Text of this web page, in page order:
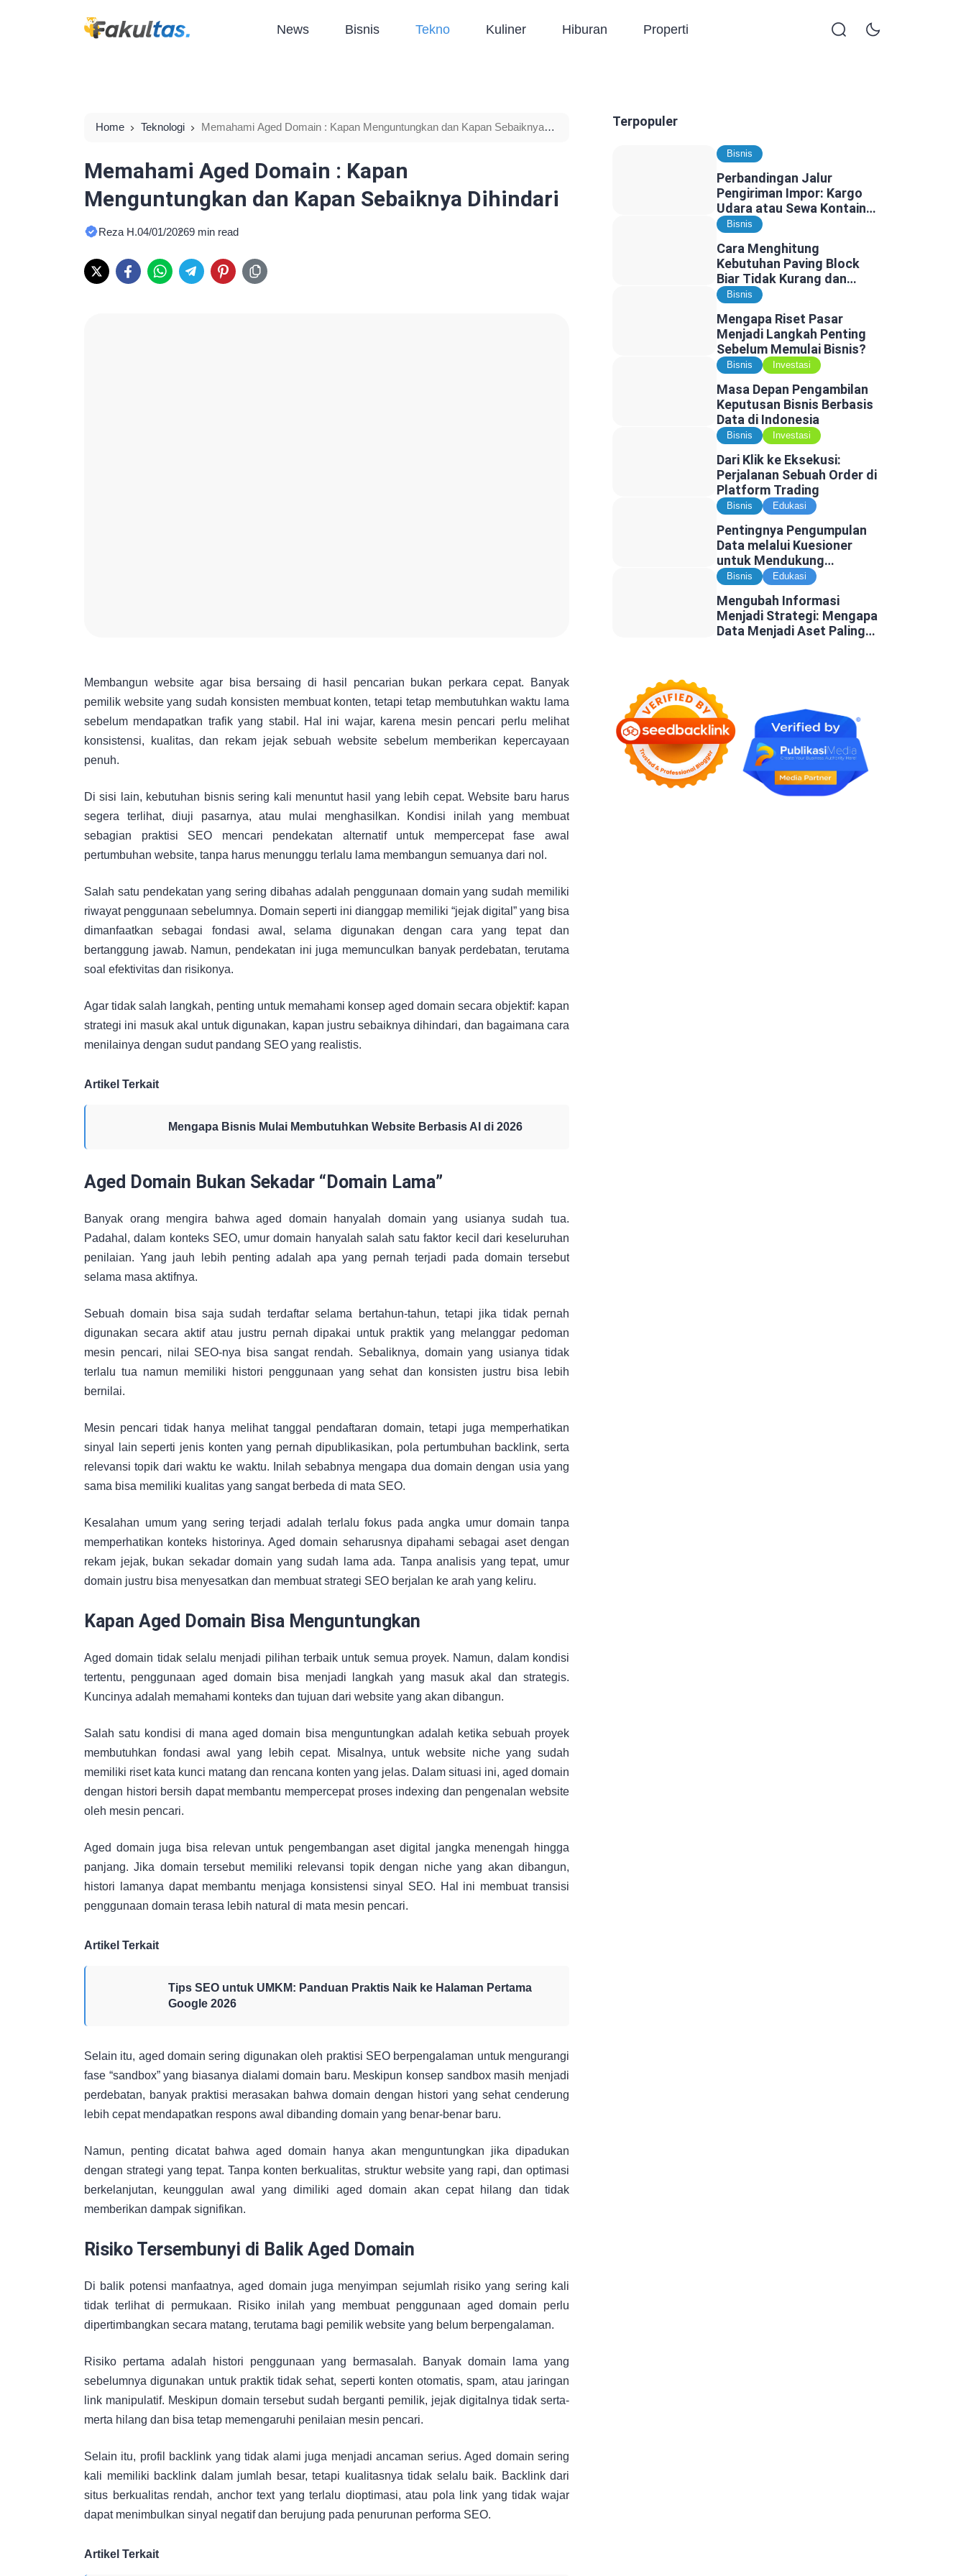
News Bisnis Tekno Kuliner Hiburan Properti
Home Teknologi
Memahami Aged Domain : Kapan Menguntungkan dan Kapan Sebaiknya
Memahami Aged Domain : Kapan
Menguntungkan dan Kapan Sebaiknya Dihindari
Reza H.04/01/20269 min read
Membangun website agar bisa bersaing di hasil pencarian bukan perkara cepat. Banyak
pemilik website yang sudah konsisten membuat konten, tetapi tetap membutuhkan waktu lama
sebelum mendapatkan trafik yang stabil. Hal ini wajar, karena mesin pencari perlu melihat
konsistensi, kualitas, dan rekam jejak sebuah website sebelum memberikan kepercayaan
penuh.
Di sisi lain, kebutuhan bisnis sering kali menuntut hasil yang lebih cepat. Website baru harus
segera terlihat, diuji pasarnya, atau mulai menghasilkan. Kondisi inilah yang membuat
sebagian praktisi SEO mencari pendekatan alternatif untuk mempercepat fase awal
pertumbuhan website, tanpa harus menunggu terlalu lama membangun semuanya dari nol.
Salah satu pendekatan yang sering dibahas adalah penggunaan domain yang sudah memiliki
riwayat penggunaan sebelumnya. Domain seperti ini dianggap memiliki “jejak digital” yang bisa
dimanfaatkan sebagai fondasi awal, selama digunakan dengan cara yang tepat dan
bertanggung jawab. Namun, pendekatan ini juga memunculkan banyak perdebatan, terutama
soal efektivitas dan risikonya.
Agar tidak salah langkah, penting untuk memahami konsep aged domain secara objektif: kapan
strategi ini masuk akal untuk digunakan, kapan justru sebaiknya dihindari, dan bagaimana cara
menilainya dengan sudut pandang SEO yang realistis.
Artikel Terkait
Mengapa Bisnis Mulai Membutuhkan Website Berbasis AI di 2026
Aged Domain Bukan Sekadar “Domain Lama”
Banyak orang mengira bahwa aged domain hanyalah domain yang usianya sudah tua.
Padahal, dalam konteks SEO, umur domain hanyalah salah satu faktor kecil dari keseluruhan
penilaian. Yang jauh lebih penting adalah apa yang pernah terjadi pada domain tersebut
selama masa aktifnya.
Sebuah domain bisa saja sudah terdaftar selama bertahun-tahun, tetapi jika tidak pernah
digunakan secara aktif atau justru pernah dipakai untuk praktik yang melanggar pedoman
mesin pencari, nilai SEO-nya bisa sangat rendah. Sebaliknya, domain yang usianya tidak
terlalu tua namun memiliki histori penggunaan yang sehat dan konsisten justru bisa lebih
bernilai.
Mesin pencari tidak hanya melihat tanggal pendaftaran domain, tetapi juga memperhatikan
sinyal lain seperti jenis konten yang pernah dipublikasikan, pola pertumbuhan backlink, serta
relevansi topik dari waktu ke waktu. Inilah sebabnya mengapa dua domain dengan usia yang
sama bisa memiliki kualitas yang sangat berbeda di mata SEO.
Kesalahan umum yang sering terjadi adalah terlalu fokus pada angka umur domain tanpa
memperhatikan konteks historinya. Aged domain seharusnya dipahami sebagai aset dengan
rekam jejak, bukan sekadar domain yang sudah lama ada. Tanpa analisis yang tepat, umur
domain justru bisa menyesatkan dan membuat strategi SEO berjalan ke arah yang keliru.
Kapan Aged Domain Bisa Menguntungkan
Aged domain tidak selalu menjadi pilihan terbaik untuk semua proyek. Namun, dalam kondisi
tertentu, penggunaan aged domain bisa menjadi langkah yang masuk akal dan strategis.
Kuncinya adalah memahami konteks dan tujuan dari website yang akan dibangun.
Salah satu kondisi di mana aged domain bisa menguntungkan adalah ketika sebuah proyek
membutuhkan fondasi awal yang lebih cepat. Misalnya, untuk website niche yang sudah
memiliki riset kata kunci matang dan rencana konten yang jelas. Dalam situasi ini, aged domain
dengan histori bersih dapat membantu mempercepat proses indexing dan pengenalan website
oleh mesin pencari.
Aged domain juga bisa relevan untuk pengembangan aset digital jangka menengah hingga
panjang. Jika domain tersebut memiliki relevansi topik dengan niche yang akan dibangun,
histori lamanya dapat membantu menjaga konsistensi sinyal SEO. Hal ini membuat transisi
penggunaan domain terasa lebih natural di mata mesin pencari.
Artikel Terkait
Tips SEO untuk UMKM: Panduan Praktis Naik ke Halaman Pertama
Google 2026
Selain itu, aged domain sering digunakan oleh praktisi SEO berpengalaman untuk mengurangi
fase “sandbox” yang biasanya dialami domain baru. Meskipun konsep sandbox masih menjadi
perdebatan, banyak praktisi merasakan bahwa domain dengan histori yang sehat cenderung
lebih cepat mendapatkan respons awal dibanding domain yang benar-benar baru.
Namun, penting dicatat bahwa aged domain hanya akan menguntungkan jika dipadukan
dengan strategi yang tepat. Tanpa konten berkualitas, struktur website yang rapi, dan optimasi
berkelanjutan, keunggulan awal yang dimiliki aged domain akan cepat hilang dan tidak
memberikan dampak signifikan.
Risiko Tersembunyi di Balik Aged Domain
Di balik potensi manfaatnya, aged domain juga menyimpan sejumlah risiko yang sering kali
tidak terlihat di permukaan. Risiko inilah yang membuat penggunaan aged domain perlu
dipertimbangkan secara matang, terutama bagi pemilik website yang belum berpengalaman.
Risiko pertama adalah histori penggunaan yang bermasalah. Banyak domain lama yang
sebelumnya digunakan untuk praktik tidak sehat, seperti konten otomatis, spam, atau jaringan
link manipulatif. Meskipun domain tersebut sudah berganti pemilik, jejak digitalnya tidak serta-
merta hilang dan bisa tetap memengaruhi penilaian mesin pencari.
Selain itu, profil backlink yang tidak alami juga menjadi ancaman serius. Aged domain sering
kali memiliki backlink dalam jumlah besar, tetapi kualitasnya tidak selalu baik. Backlink dari
situs berkualitas rendah, anchor text yang terlalu dioptimasi, atau pola link yang tidak wajar
dapat menimbulkan sinyal negatif dan berujung pada penurunan performa SEO.
Artikel Terkait
Terpopuler
Bisnis
Perbandingan Jalur
Pengiriman Impor: Kargo
Udara atau Sewa Kontainer
Kargo Laut, Mana yang
Bisnis
Cara Menghitung
Kebutuhan Paving Block
Biar Tidak Kurang dan
Tidak Kelebihan
Bisnis
Mengapa Riset Pasar
Menjadi Langkah Penting
Sebelum Memulai Bisnis?
Bisnis Investasi
Masa Depan Pengambilan
Keputusan Bisnis Berbasis
Data di Indonesia
Bisnis Investasi
Dari Klik ke Eksekusi:
Perjalanan Sebuah Order di
Platform Trading
Bisnis Edukasi
Pentingnya Pengumpulan
Data melalui Kuesioner
untuk Mendukung
Penelitian dan Pengambilan
Bisnis Edukasi
Mengubah Informasi
Menjadi Strategi: Mengapa
Data Menjadi Aset Paling